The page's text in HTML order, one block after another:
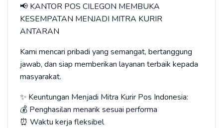
📢 KANTOR POS CILEGON MEMBUKA
KESEMPATAN MENJADI MITRA KURIR
ANTARAN
Kami mencari pribadi yang semangat, bertanggung
jawab, dan siap memberikan layanan terbaik kepada
masyarakat.
✨ Keuntungan Menjadi Mitra Kurir Pos Indonesia:
💰 Penghasilan menarik sesuai performa
⏰ Waktu kerja fleksibel